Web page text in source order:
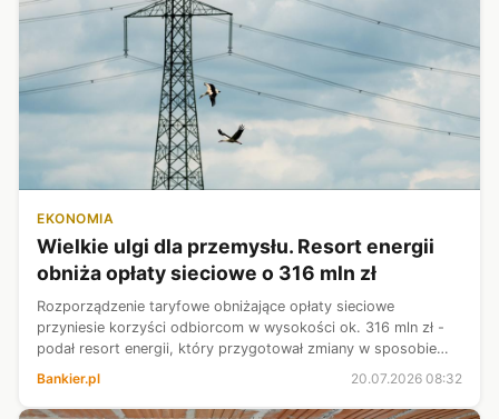
EKONOMIA
Wielkie ulgi dla przemysłu. Resort energii
obniża opłaty sieciowe o 316 mln zł
Rozporządzenie taryfowe obniżające opłaty sieciowe
przyniesie korzyści odbiorcom w wysokości ok. 316 mln zł -
podał resort energii, który przygotował zmiany w sposobie
kształtowania i kalkulacji taryf oraz sposobu rozliczeń w
obrocie energią elektryc...
Bankier.pl 20.07.2026 08:32